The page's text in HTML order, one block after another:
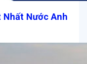
Nhất Nước Anh